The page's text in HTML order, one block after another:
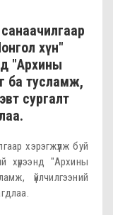
хүн"
"Архины
ба тусламж,
сургалт
хэрэгжүүлж буй
хүрээнд "Архины
үйлчилгээний